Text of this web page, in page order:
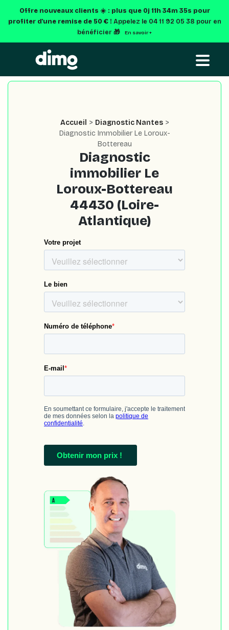
Offre nouveaux clients ☀️ : plus que 0j 11h 34m 35s pour
profiter d'une remise de 50 € ! Appelez le 04 11 92 05 38 pour en
bénéficier 🎁
En savoir +
Accueil > Diagnostic Nantes>
Diagnostic Immobilier Le Loroux-
Bottereau
Diagnostic
immobilier Le
Loroux-Bottereau
44430 (Loire-
Atlantique)